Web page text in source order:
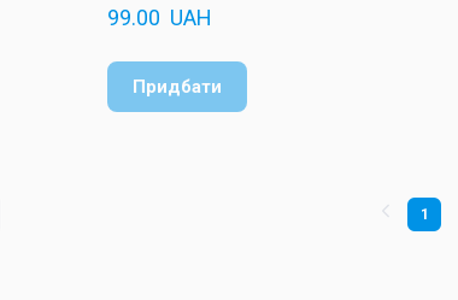
99.00  UAH
Придбати
1